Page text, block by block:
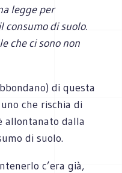
legge per
consumo di suolo.
che ci sono non
di questa
che rischia di
allontanato dalla
di suolo.
c’era già,